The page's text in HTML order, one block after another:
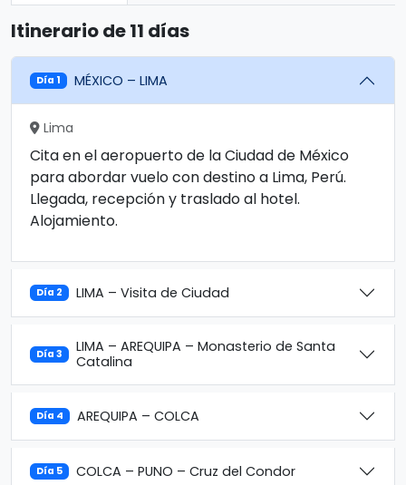
Itinerario de 11 días
Día 1 MÉXICO – LIMA
Lima
Cita en el aeropuerto de la Ciudad de México
para abordar vuelo con destino a Lima, Perú.
Llegada, recepción y traslado al hotel.
Alojamiento.
Día 2 LIMA – Visita de Ciudad
Día 3
LIMA – AREQUIPA – Monasterio de Santa
Catalina
Día 4 AREQUIPA – COLCA
Día 5 COLCA – PUNO – Cruz del Condor